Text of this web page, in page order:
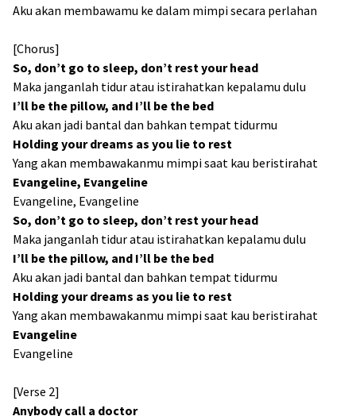
Aku akan membawamu ke dalam mimpi secara perlahan
[Chorus]
So, don’t go to sleep, don’t rest your head
Maka janganlah tidur atau istirahatkan kepalamu dulu
I’ll be the pillow, and I’ll be the bed
Aku akan jadi bantal dan bahkan tempat tidurmu
Holding your dreams as you lie to rest
Yang akan membawakanmu mimpi saat kau beristirahat
Evangeline, Evangeline
Evangeline, Evangeline
So, don’t go to sleep, don’t rest your head
Maka janganlah tidur atau istirahatkan kepalamu dulu
I’ll be the pillow, and I’ll be the bed
Aku akan jadi bantal dan bahkan tempat tidurmu
Holding your dreams as you lie to rest
Yang akan membawakanmu mimpi saat kau beristirahat
Evangeline
Evangeline
[Verse 2]
Anybody call a doctor